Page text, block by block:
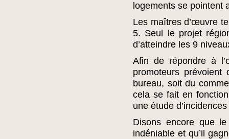
logements se pointent
Les maîtres d’œuvre
5. Seul le projet
d’atteindre les 9
Afin de répondre à
promoteurs prévoient
bureau, soit du
cela se fait en
une étude
Disons encore que
indéniable et qu’il